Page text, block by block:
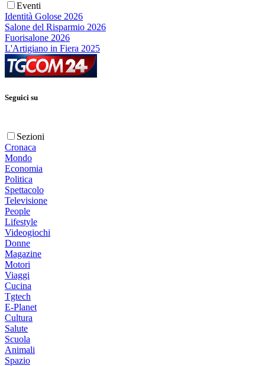
Eventi
Identità Golose 2026
Salone del Risparmio 2026
Fuorisalone 2026
L'Artigiano in Fiera 2025
Seguici su
Sezioni
Cronaca
Mondo
Economia
Politica
Spettacolo
Televisione
People
Lifestyle
Videogiochi
Donne
Magazine
Motori
Viaggi
Cucina
Tgtech
E-Planet
Cultura
Salute
Scuola
Animali
Spazio